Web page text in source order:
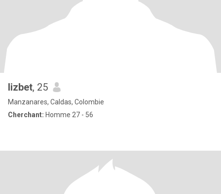
lizbet, 25
Manzanares, Caldas, Colombie
Cherchant: Homme 27 - 56